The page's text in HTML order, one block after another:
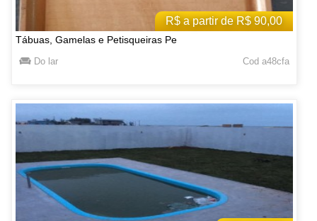
R$ a partir de R$ 90,00
Tábuas, Gamelas e Petisqueiras Pe
Do lar Cod a48cfa